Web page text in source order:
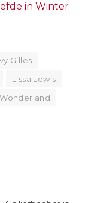
in Winter
Gilles
Lissa Lewis